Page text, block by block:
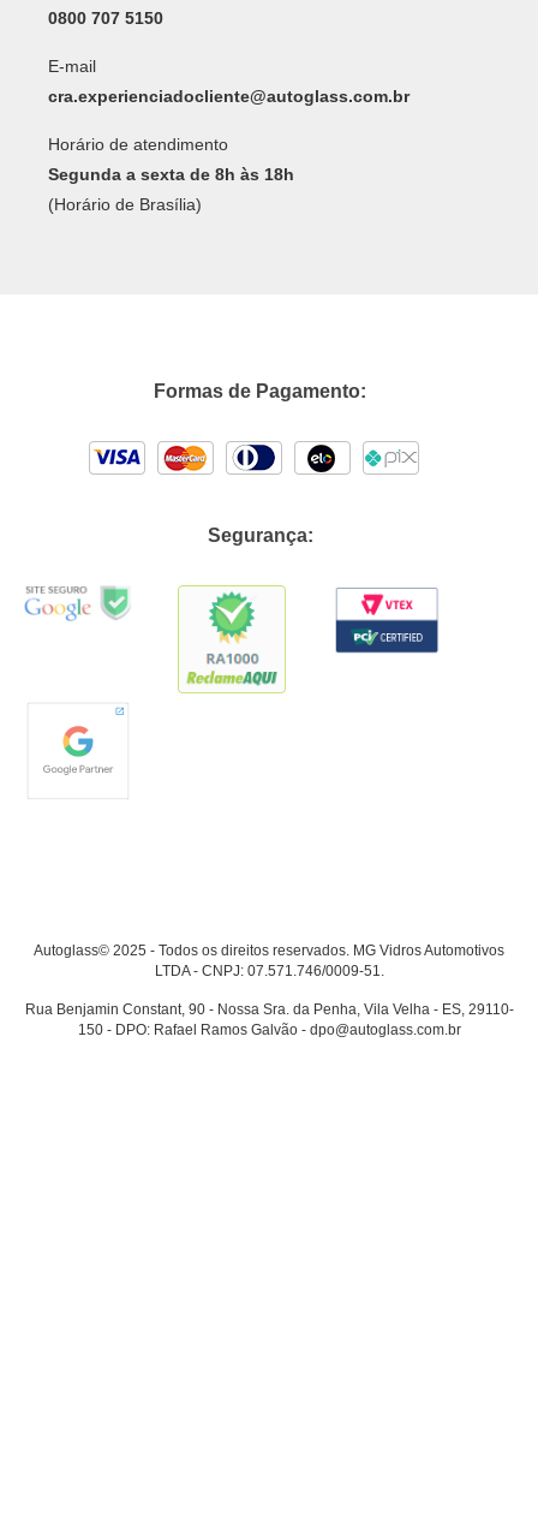
0800 707 5150
E-mail
cra.experienciadocliente@autoglass.com.br
Horário de atendimento
Segunda a sexta de 8h às 18h
(Horário de Brasília)
Formas de Pagamento:
Segurança:
Autoglass© 2025 - Todos os direitos reservados. MG Vidros Automotivos
LTDA - CNPJ: 07.571.746/0009-51.
Rua Benjamin Constant, 90 - Nossa Sra. da Penha, Vila Velha - ES, 29110-
150 - DPO: Rafael Ramos Galvão - dpo@autoglass.com.br